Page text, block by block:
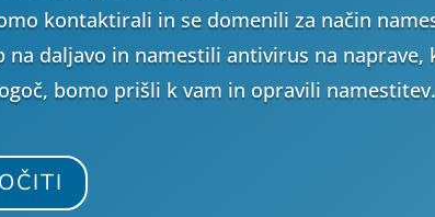
kontaktirali in se domenili za način
daljavo in namestili antivirus na
bomo prišli k vam in opravili namestitev.